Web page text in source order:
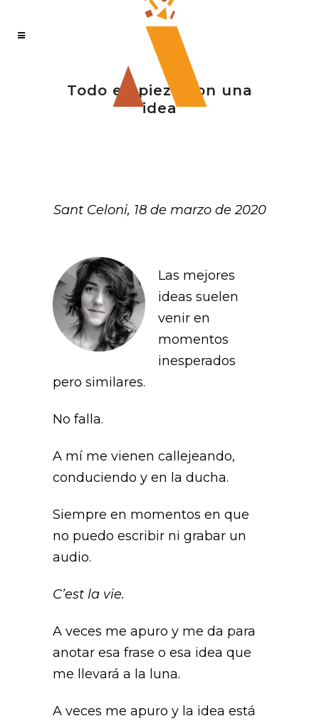
Todo empieza con una
idea
Sant Celoni, 18 de marzo de 2020
Las mejores
ideas suelen
venir en
momentos
inesperados
pero similares.
No falla.
A mí me vienen callejeando,
conduciendo y en la ducha.
Siempre en momentos en que
no puedo escribir ni grabar un
audio.
C’est la vie.
A veces me apuro y me da para
anotar esa frase o esa idea que
me llevará a la luna.
A veces me apuro y la idea está